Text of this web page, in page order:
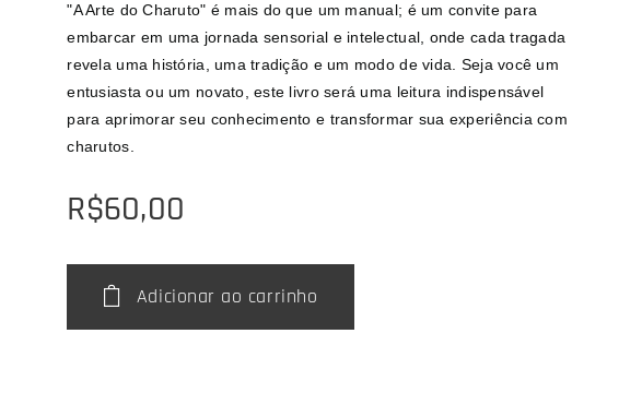
"A Arte do Charuto" é mais do que um manual; é um convite para
embarcar em uma jornada sensorial e intelectual, onde cada tragada
revela uma história, uma tradição e um modo de vida. Seja você um
entusiasta ou um novato, este livro será uma leitura indispensável
para aprimorar seu conhecimento e transformar sua experiência com
charutos.
R$60,00
Adicionar ao carrinho